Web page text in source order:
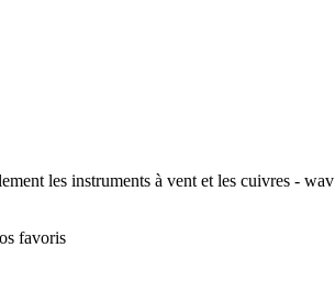
les instruments à vent et les cuivres - wav